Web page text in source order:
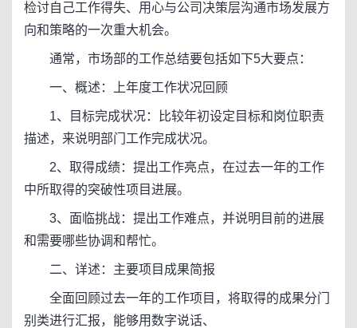
检讨自己工作得失、用心与公司决策层沟通市场发展方
向和策略的一次重大机会。
通常，市场部的工作总结要包括如下5大要点：
一、概述：上年度工作状况回顾
1、目标完成状况：比较年初设定目标和岗位职责
描述，来说明部门工作完成状况。
2、取得成绩：提出工作亮点，在过去一年的工作
中所取得的突破性项目进展。
3、面临挑战：提出工作难点，并说明目前的进展
和需要哪些协调和帮忙。
二、详述：主要项目成果简报
全面回顾过去一年的工作项目，将取得的成果分门
别类进行汇报，能够用数字说话、